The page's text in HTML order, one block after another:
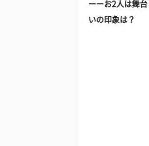
ーーお2人は舞
いの印象は？